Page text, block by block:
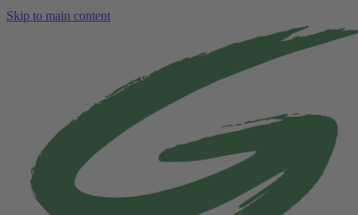
Skip to main content